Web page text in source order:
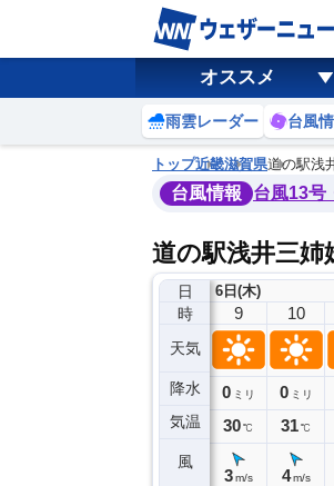
オススメ
雨雲レーダー 台風
トップ近畿滋賀県道の駅浅
台風情報 台風13号
道の駅浅井三姉
日
時
天気
降水
気温
風
6日(木)
8
0ミリ
28℃
9
0 ミリ
30℃
3 m/s
10
0 ミリ
31℃
4 m/s